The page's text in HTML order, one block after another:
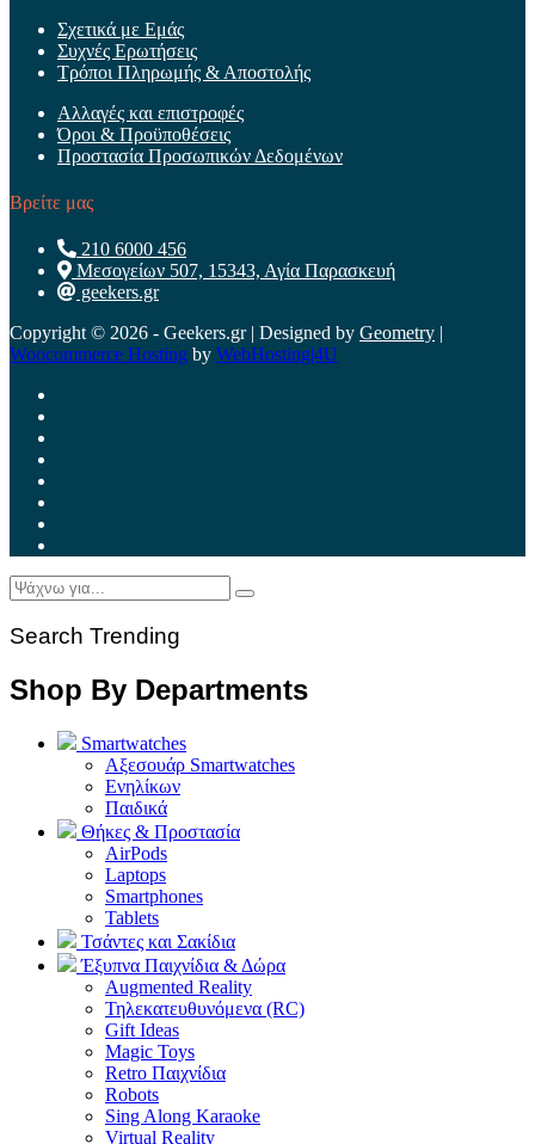
Σχετικά με Εμάς
Συχνές Ερωτήσεις
Τρόποι Πληρωμής & Αποστολής
Αλλαγές και επιστροφές
Όροι & Προϋποθέσεις
Προστασία Προσωπικών Δεδομένων
Βρείτε μας
210 6000 456
Μεσογείων 507, 15343, Αγία Παρασκευή
geekers.gr
Copyright © 2026 - Geekers.gr | Designed by Geometry |
Woocommerce Hosting by WebHosting|4U
Search Trending
Shop By Departments
Smartwatches
Αξεσουάρ Smartwatches
Ενηλίκων
Παιδικά
Θήκες & Προστασία
AirPods
Laptops
Smartphones
Tablets
Τσάντες και Σακίδια
Έξυπνα Παιχνίδια & Δώρα
Augmented Reality
Τηλεκατευθυνόμενα (RC)
Gift Ideas
Magic Toys
Retro Παιχνίδια
Robots
Sing Along Karaoke
Virtual Reality